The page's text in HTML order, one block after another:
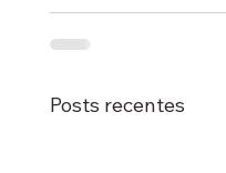
Posts recentes